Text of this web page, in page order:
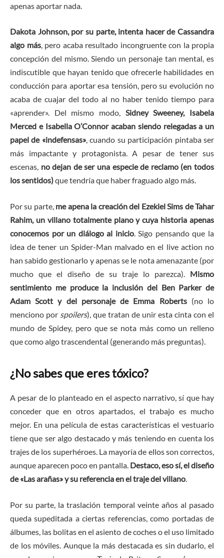
apenas aportar nada.
Dakota Johnson, por su parte, intenta hacer de Cassandra
algo más, pero acaba resultado incongruente con la propia
concepción del mismo. Siendo un personaje tan mental, es
indiscutible que hayan tenido que ofrecerle habilidades en
conducción para aportar esa tensión, pero su evolución no
acaba de cuajar del todo al no haber tenido tiempo para
«aprender». Del mismo modo, Sidney Sweeney, Isabela
Merced e Isabella O’Connor acaban siendo relegadas a un
papel de «indefensas», cuando su participación pintaba ser
más impactante y protagonista. A pesar de tener sus
escenas, no dejan de ser una especie de reclamo (en todos
los sentidos)que tendría que haber fraguado algo más.
Por su parte, me apena la creación del Ezekiel Sims de Tahar
Rahim, un villano totalmente plano y cuya historia apenas
conocemos por un diálogo al inicio. Sigo pensando que la
idea de tener un Spider-Man malvado en el live action no
han sabido gestionarlo y apenas se le nota amenazante (por
mucho que el diseño de su traje lo parezca). Mismo
sentimiento me produce la inclusión del Ben Parker de
Adam Scott y del personaje de Emma Roberts(no lo
menciono por spoilers), que tratan de unir esta cinta con el
mundo de Spidey, pero que se nota más como un relleno
que como algo trascendental (generando más preguntas).
¿No sabes que eres tóxico?
A pesar de lo planteado en el aspecto narrativo, sí que hay
conceder que en otros apartados, el trabajo es mucho
mejor. En una película de estas características el vestuario
tiene que ser algo destacado y más teniendo en cuenta los
trajes de los superhéroes. La mayoría de ellos son correctos,
aunque aparecen poco en pantalla. Destaco, eso sí, el diseño
de «Las arañas» y su referencia en el traje del villano.
Por su parte, la traslación temporal veinte años al pasado
queda supeditada a ciertas referencias, como portadas de
álbumes, las bolitas en el asiento de coches o el uso limitado
de los móviles. Aunque la más destacada es sin dudarlo, el